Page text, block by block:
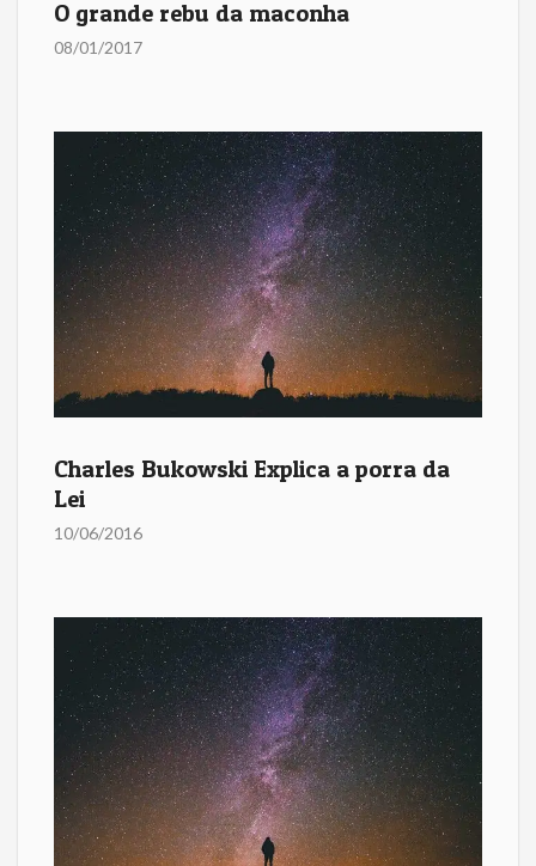
O grande rebu da maconha
08/01/2017
Charles Bukowski Explica a porra da
Lei
10/06/2016